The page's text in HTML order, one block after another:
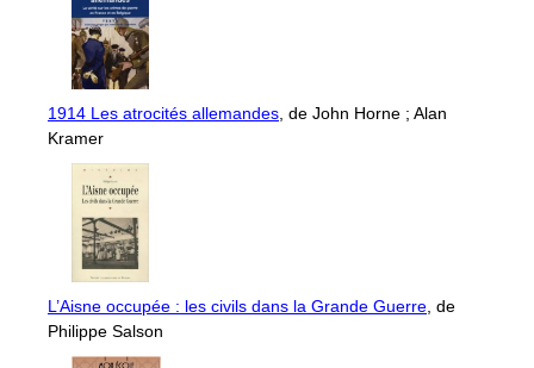
1914 Les atrocités allemandes, de John Horne ; Alan
Kramer
L’Aisne occupée : les civils dans la Grande Guerre, de
Philippe Salson